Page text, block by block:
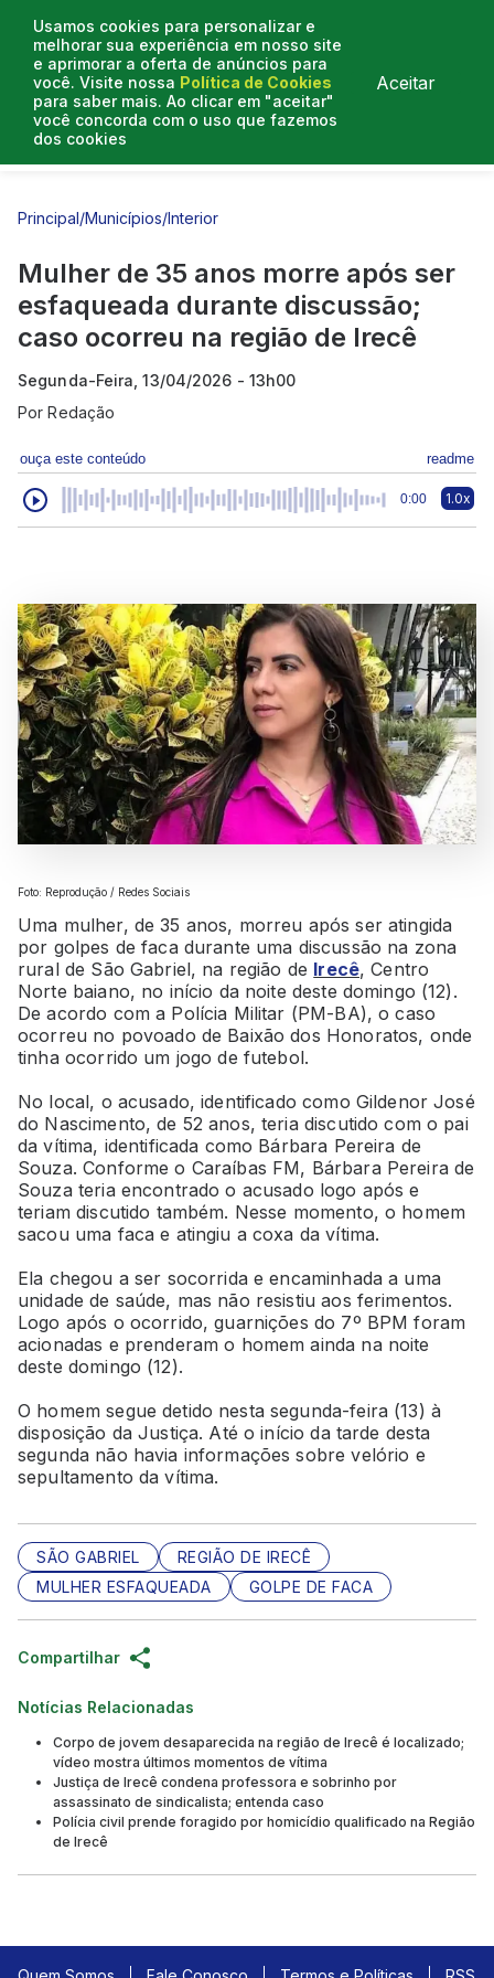
Usamos cookies para personalizar e
melhorar sua experiência em nosso site
e aprimorar a oferta de anúncios para
você. Visite nossa Política de Cookies
para saber mais. Ao clicar em "aceitar"
você concorda com o uso que fazemos
dos cookies
Aceitar
Entrevistas
Principal/Municípios/Interior
Mulher de 35 anos morre após ser
esfaqueada durante discussão;
caso ocorreu na região de Irecê
Segunda-Feira, 13/04/2026 - 13h00
PorRedação
ouça este conteúdo readme
0:00 1.0x
Foto: Reprodução / Redes Sociais
Uma mulher, de 35 anos, morreu após ser atingida
por golpes de faca durante uma discussão na zona
rural de São Gabriel, na região de Irecê, Centro
Norte baiano, no início da noite deste domingo (12).
De acordo com a Polícia Militar (PM-BA), o caso
ocorreu no povoado de Baixão dos Honoratos, onde
tinha ocorrido um jogo de futebol.
No local, o acusado, identificado como Gildenor José
do Nascimento, de 52 anos, teria discutido com o pai
da vítima, identificada como Bárbara Pereira de
Souza. Conforme o Caraíbas FM, Bárbara Pereira de
Souza teria encontrado o acusado logo após e
teriam discutido também. Nesse momento, o homem
sacou uma faca e atingiu a coxa da vítima.
Ela chegou a ser socorrida e encaminhada a uma
unidade de saúde, mas não resistiu aos ferimentos.
Logo após o ocorrido, guarnições do 7º BPM foram
acionadas e prenderam o homem ainda na noite
deste domingo (12).
O homem segue detido nesta segunda-feira (13) à
disposição da Justiça. Até o início da tarde desta
segunda não havia informações sobre velório e
sepultamento da vítima.
SÃO GABRIEL
REGIÃO DE IRECÊ
MULHER ESFAQUEADA
GOLPE DE FACA
Compartilhar
Notícias Relacionadas
Corpo de jovem desaparecida na região de Irecê é localizado;
vídeo mostra últimos momentos de vítima
Justiça de Irecê condena professora e sobrinho por
assassinato de sindicalista; entenda caso
Polícia civil prende foragido por homicídio qualificado na Região
de Irecê